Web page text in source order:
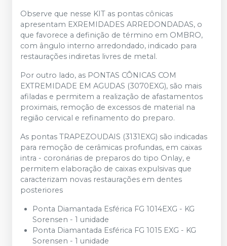
Observe que nesse KIT as pontas cônicas
apresentam EXREMIDADES ARREDONDADAS, o
que favorece a definição de término em OMBRO,
com ângulo interno arredondado, indicado para
restaurações indiretas livres de metal.
Por outro lado, as PONTAS CÔNICAS COM
EXTREMIDADE EM AGUDAS (3070EXG), são mais
afiladas e permitem a realização de afastamentos
proximais, remoção de excessos de material na
região cervical e refinamento do preparo.
As pontas TRAPEZOUDAIS (3131EXG) são indicadas
para remoção de cerâmicas profundas, em caixas
intra - coronárias de preparos do tipo Onlay, e
permitem elaboração de caixas expulsivas que
caracterizam novas restaurações em dentes
posteriores
Ponta Diamantada Esférica FG 1014EXG - KG
Sorensen - 1 unidade
Ponta Diamantada Esférica FG 1015 EXG - KG
Sorensen - 1 unidade